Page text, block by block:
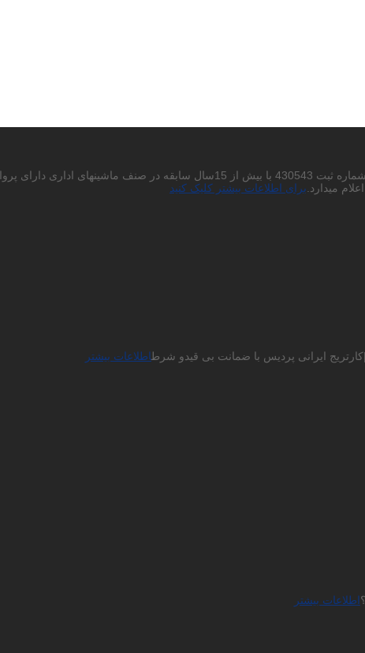
احتراما به استحضار میرساند شرکت پردیس چاپگر باران سهامی خاص به شماره ثبت
میدارد. برای اطلاعات بیشتر کلیک کنید
ایرانی پردیس با ضمانت بی قیدو شرطاطلاعات بیشتر
اطلاعات بیشتر